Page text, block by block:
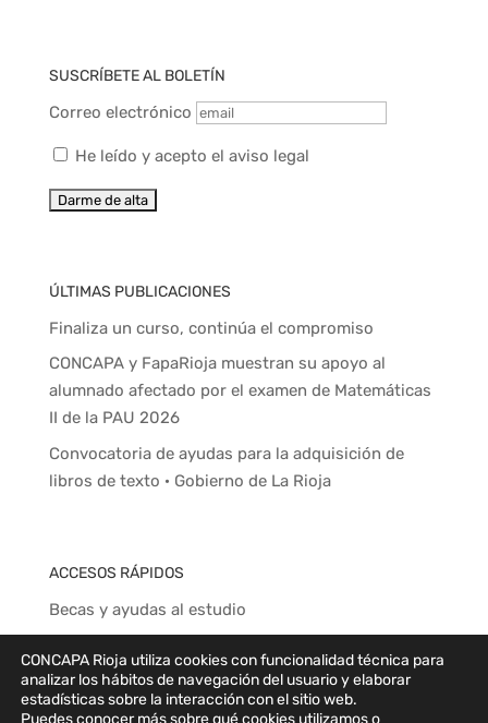
SUSCRÍBETE AL BOLETÍN
Correo electrónico
He leído y acepto el aviso legal
ÚLTIMAS PUBLICACIONES
Finaliza un curso, continúa el compromiso
CONCAPA y FapaRioja muestran su apoyo al
alumnado afectado por el examen de Matemáticas
II de la PAU 2026
Convocatoria de ayudas para la adquisición de
libros de texto · Gobierno de La Rioja
ACCESOS RÁPIDOS
Becas y ayudas al estudio
Relación de ampas de centros concertados
Colegios privado concertados de La Rioja
CONCAPA Rioja utiliza cookies con funcionalidad técnica para
analizar los hábitos de navegación del usuario y elaborar
estadísticas sobre la interacción con el sitio web.
Puedes conocer más sobre qué cookies utilizamos o